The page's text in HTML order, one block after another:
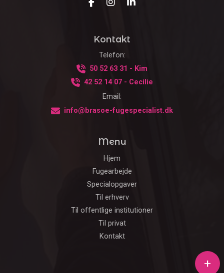
Kontakt
Telefon:
50 52 63 31 - Kim
42 52 14 07 - Cecilie
Email:
info@brasoe-fugespecialist.dk
Menu
Hjem
Fugearbejde
Specialopgaver
Til erhverv
Til offentlige institutioner
Til privat
Kontakt
+
|